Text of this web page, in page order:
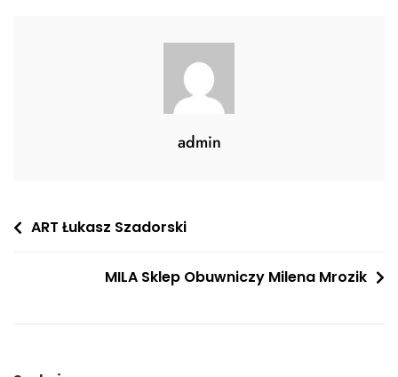
admin
Nawigacja
ART Łukasz Szadorski
MILA Sklep Obuwniczy Milena Mrozik